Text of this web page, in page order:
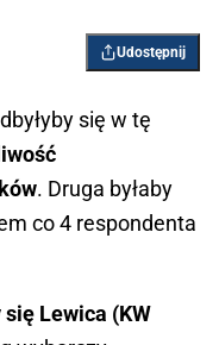
Udostępnij
się w tę
. Druga byłaby
co 4 respondenta
Lewica (KW